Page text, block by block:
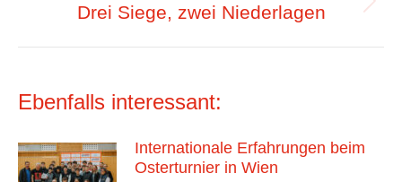
Nächster
Drei Siege, zwei Niederlagen
Ebenfalls interessant:
Internationale Erfahrungen beim
Osterturnier in Wien